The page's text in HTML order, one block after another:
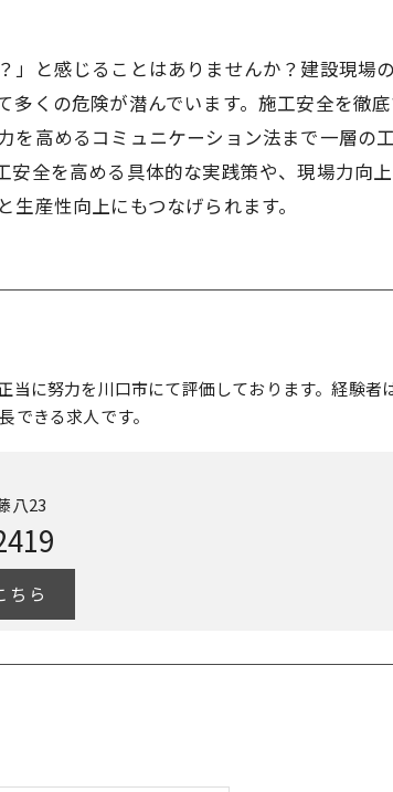
と感じることはありませんか？建設現場
くの危険が潜んでいます。施工安全を徹
高めるコミュニケーション法まで一層の
全を高める具体的な実践策や、現場力向
産性向上にもつなげられます。
に努力を川口市にて評価しております。経験者
できる求人です。
八23
ちら